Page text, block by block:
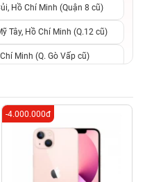
Hồ Chí Minh (Quận 8 cũ)
Tây, Hồ Chí Minh (Q.12 cũ)
Minh (Q. Gò Vấp cũ)
Minh (Quận Tân Phú cũ)
Hồ Chí Minh (Q.9 TP. Thủ
Minh (Bình Thọ, TP. Thủ
Minh (Bình Dương Cũ)
-4.000.000đ